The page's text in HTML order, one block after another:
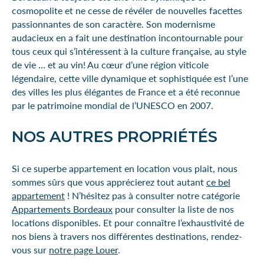
cosmopolite et ne cesse de révéler de nouvelles facettes
passionnantes de son caractère. Son modernisme
audacieux en a fait une destination incontournable pour
tous ceux qui s’intéressent à la culture française, au style
de vie … et au vin! Au cœur d’une région viticole
légendaire, cette ville dynamique et sophistiquée est l’une
des villes les plus élégantes de France et a été reconnue
par le patrimoine mondial de l’UNESCO en 2007.
NOS AUTRES PROPRIÉTÉS
Si ce superbe appartement en location vous plait, nous
sommes sûrs que vous apprécierez tout autantce bel
appartement ! N’hésitez pas à consulter notre catégorie
Appartements Bordeaux pour consulter la liste de nos
locations disponibles. Et pour connaître l’exhaustivité de
nos biens à travers nos différentes destinations, rendez-
vous sur notre page Louer.